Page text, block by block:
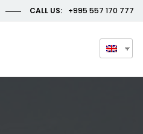
CALL US: +995 557 170 777